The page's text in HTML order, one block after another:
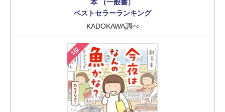
本 （一般書）
ベストセラーランキング
KADOKAWA調べ
1位